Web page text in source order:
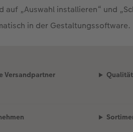
auf „Auswahl installieren“ und
in der Gestaltungssoftware.
Versandpartner